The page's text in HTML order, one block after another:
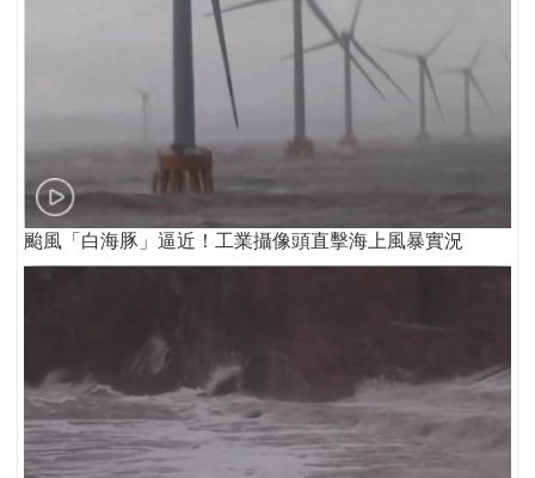
颱風「白海豚」逼近！工業攝像頭直擊海上風暴實況